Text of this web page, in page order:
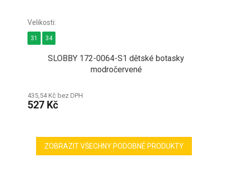
SLOBBY 172-0064-S1 dětské botasky
modročervené
435,54 Kč bez DPH
527 Kč
31 34
ZOBRAZIT VŠECHNY PODOBNÉ PRODUKTY